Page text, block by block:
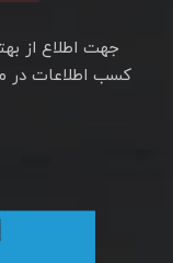
جهت اطلاع از
کسب اطلاعات در